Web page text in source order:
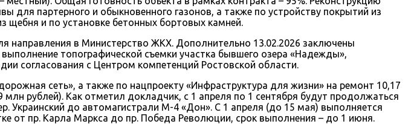
для партерного и обыкновенного газонов, а также по устройству покрытий из
щебня и по установке бетонных бортовых камней.
направления в Министерство ЖКХ. Дополнительно 13.02.2026 заключены
топографической съемки участка бывшего озера «Надежды»,
согласования с Центром компетенций Ростовской области.
сеть», а также по нацпроекту «Инфраструктура для жизни» на ремонт 10,17
рублей). Как отметил докладчик, с 1 апреля по 1 сентября будут продолжаться
Украинский до автомагистрали М-4 «Дон». С 1 апреля (до 15 мая) выполняется
от пр. Карла Маркса до пр. Победа Революции, срок выполнения – до 1 июня.